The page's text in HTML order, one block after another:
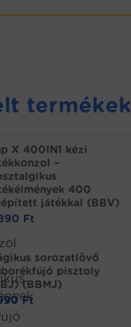
termékek
X 400IN1 kézi
–
400
játékkal (BBV)
Ft
sorozatlövő
pisztoly
(BBMJ)
Ft